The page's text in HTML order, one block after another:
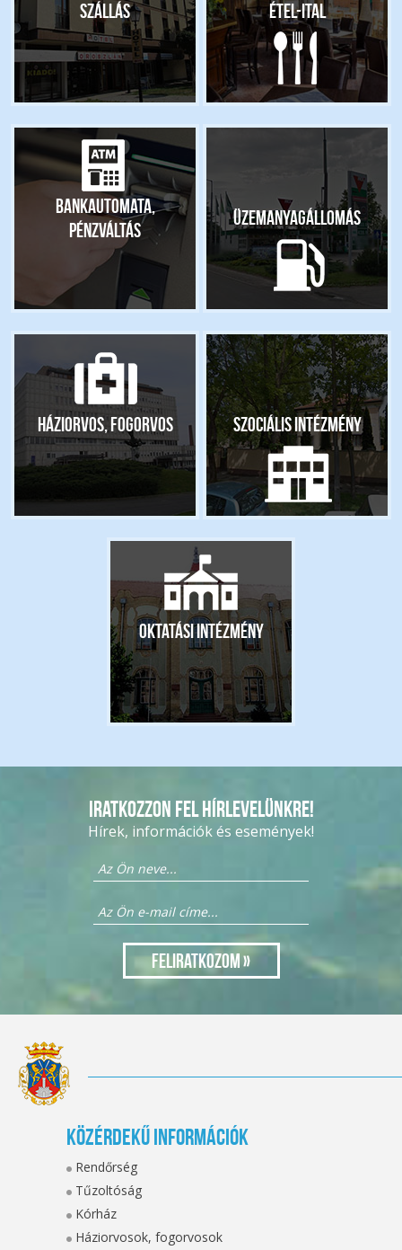
Szállás Étel-ital
Bankautomata,
pénzváltás
Üzemanyagállomás
Háziorvos, fogorvos Szociális intézmény
Oktatási intézmény
Iratkozzon fel hírlevelünkre!
Hírek, információk és események!
Közérdekű információk
Rendőrség
Tűzoltóság
Kórház
Háziorvosok, fogorvosok